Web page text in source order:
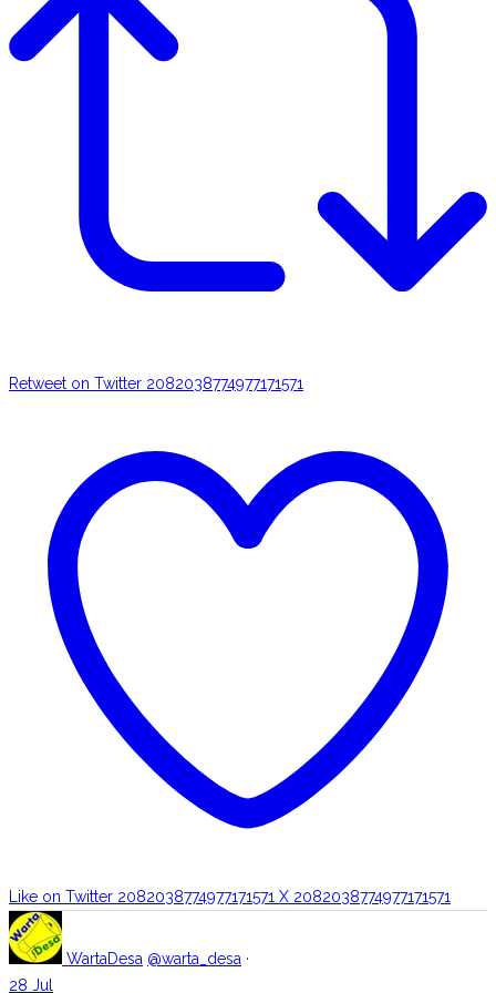
Retweet on Twitter 2082038774977171571
Like on Twitter 2082038774977171571 X 2082038774977171571
WartaDesa @warta_desa ·
28 Jul